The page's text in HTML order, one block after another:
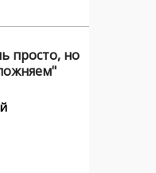
просто, но